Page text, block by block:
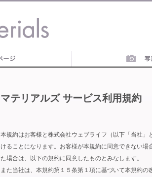
マテリアルズ サービス利用規約
本規約はお客様と株式会社ウェブライフ（以下「当社
けることになります。お客様が本規約に同意できない
た場合は、以下の規約に同意したものとみなします。
また当社は、本規約第１５条第１項に基づいて本規約